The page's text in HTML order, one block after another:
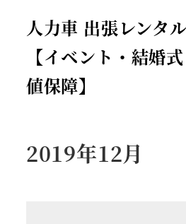
人力車 出張レンタ
【イベント・結婚
値保障】
2019年12月